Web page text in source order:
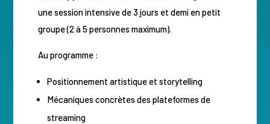
une session intensive de 3 jours et demi en petit
groupe (2 à 5 personnes maximum).
Au programme :
Positionnement artistique et storytelling
Mécaniques concrètes des plateformes de
streaming